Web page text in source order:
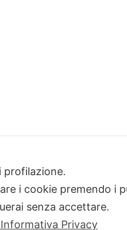
profilazione.
i cookie premendo i
senza accettare.
Privacy